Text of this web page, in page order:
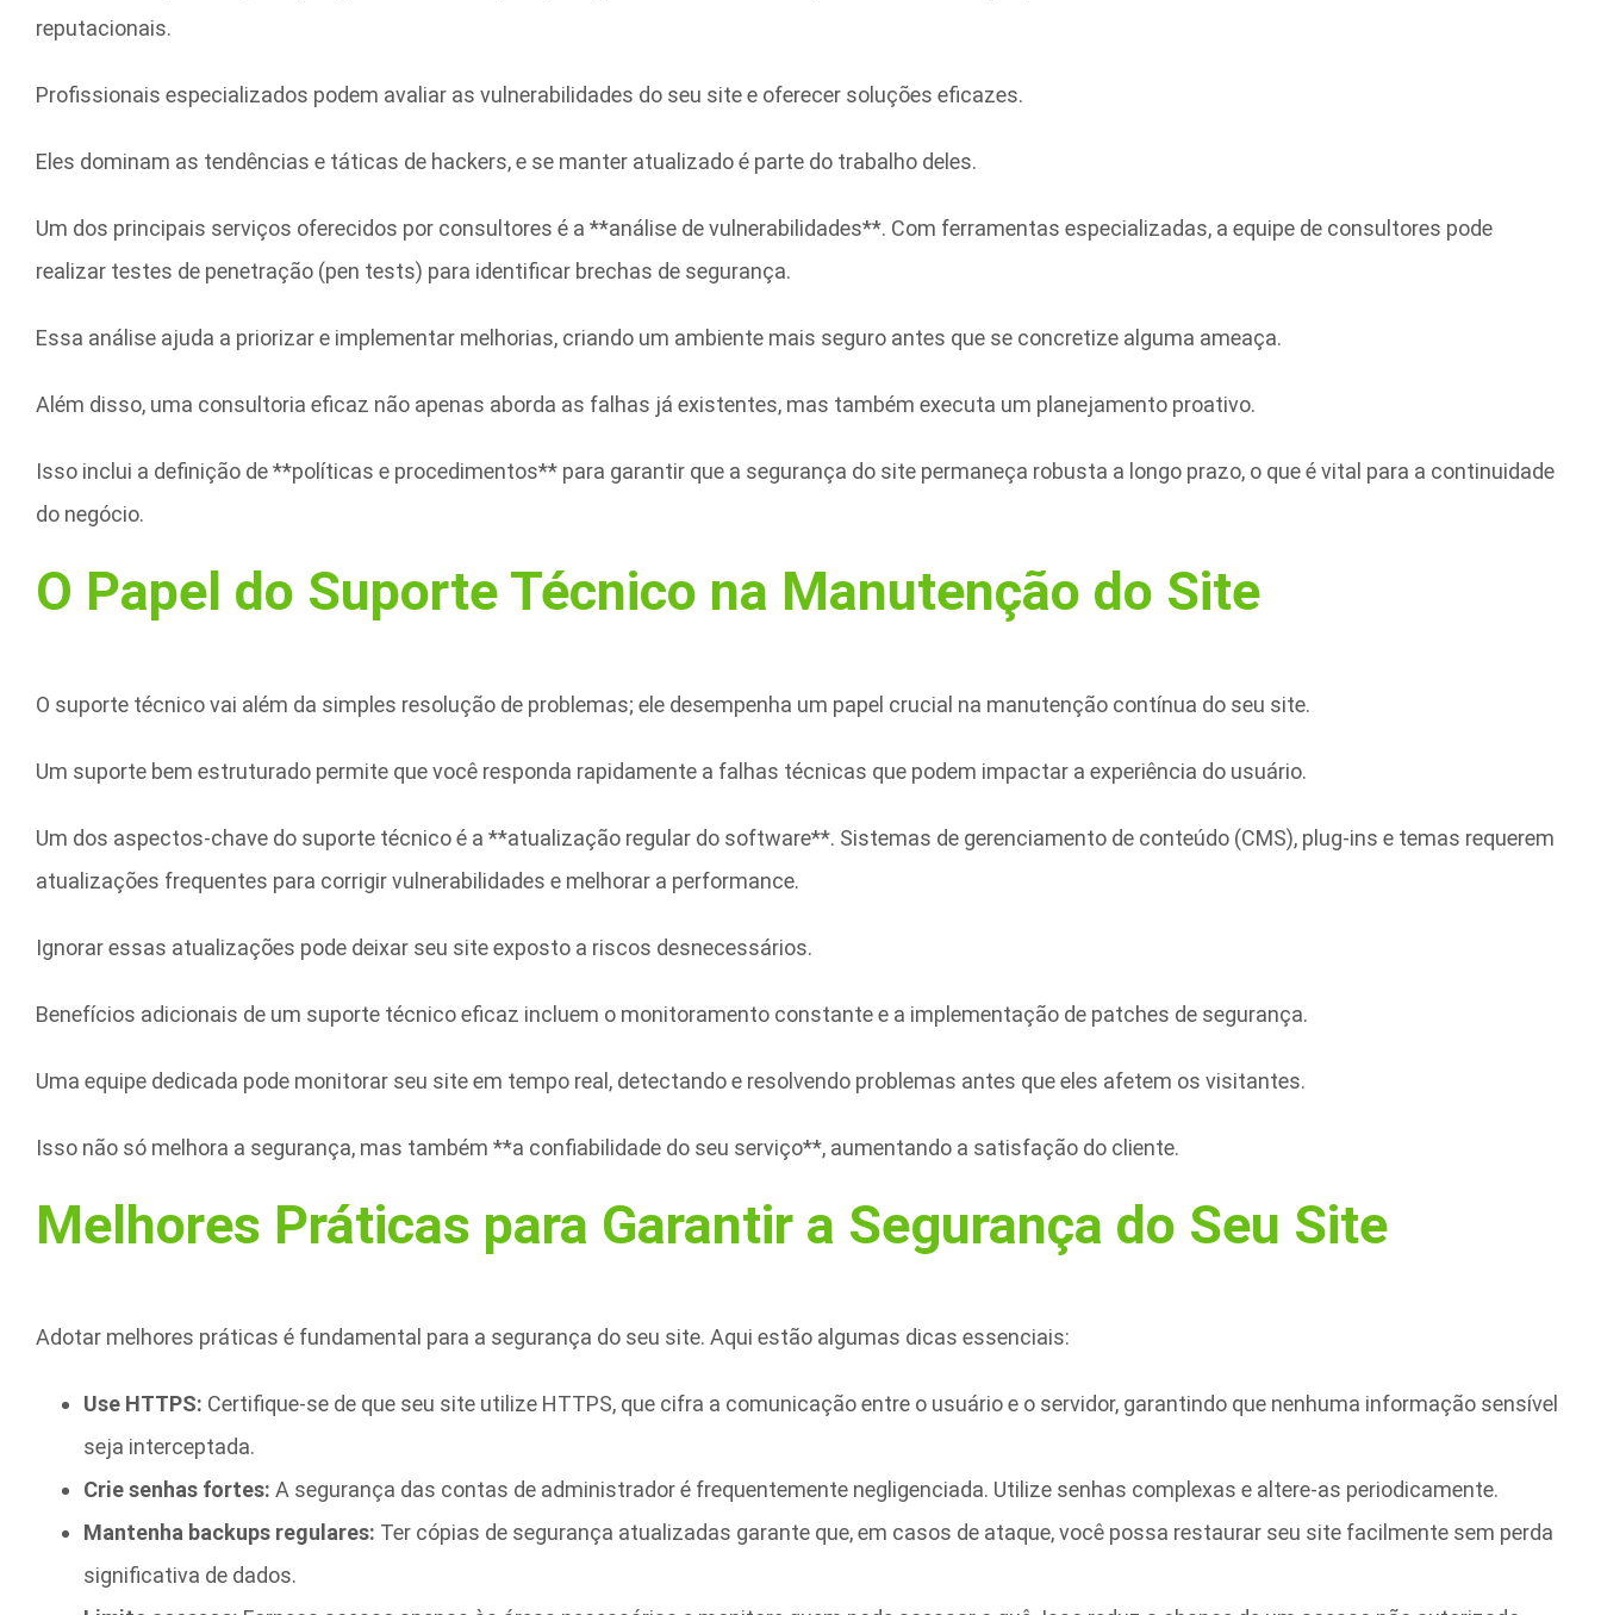
reputacionais.
Profissionais especializados podem avaliar as vulnerabilidades do seu site e oferecer soluções eficazes.
Eles dominam as tendências e táticas de hackers, e se manter atualizado é parte do trabalho deles.
Um dos principais serviços oferecidos por consultores é a **análise de vulnerabilidades**. Com ferramentas especializadas, a equipe de consultores pode
realizar testes de penetração (pen tests) para identificar brechas de segurança.
Essa análise ajuda a priorizar e implementar melhorias, criando um ambiente mais seguro antes que se concretize alguma ameaça.
Além disso, uma consultoria eficaz não apenas aborda as falhas já existentes, mas também executa um planejamento proativo.
Isso inclui a definição de **políticas e procedimentos** para garantir que a segurança do site permaneça robusta a longo prazo, o que é vital para a continuidade
do negócio.
O Papel do Suporte Técnico na Manutenção do Site
O suporte técnico vai além da simples resolução de problemas; ele desempenha um papel crucial na manutenção contínua do seu site.
Um suporte bem estruturado permite que você responda rapidamente a falhas técnicas que podem impactar a experiência do usuário.
Um dos aspectos-chave do suporte técnico é a **atualização regular do software**. Sistemas de gerenciamento de conteúdo (CMS), plug-ins e temas requerem
atualizações frequentes para corrigir vulnerabilidades e melhorar a performance.
Ignorar essas atualizações pode deixar seu site exposto a riscos desnecessários.
Benefícios adicionais de um suporte técnico eficaz incluem o monitoramento constante e a implementação de patches de segurança.
Uma equipe dedicada pode monitorar seu site em tempo real, detectando e resolvendo problemas antes que eles afetem os visitantes.
Isso não só melhora a segurança, mas também **a confiabilidade do seu serviço**, aumentando a satisfação do cliente.
Melhores Práticas para Garantir a Segurança do Seu Site
Adotar melhores práticas é fundamental para a segurança do seu site. Aqui estão algumas dicas essenciais:
Use HTTPS: Certifique-se de que seu site utilize HTTPS, que cifra a comunicação entre o usuário e o servidor, garantindo que nenhuma informação sensível
seja interceptada.
Crie senhas fortes: A segurança das contas de administrador é frequentemente negligenciada. Utilize senhas complexas e altere-as periodicamente.
Mantenha backups regulares: Ter cópias de segurança atualizadas garante que, em casos de ataque, você possa restaurar seu site facilmente sem perda
significativa de dados.